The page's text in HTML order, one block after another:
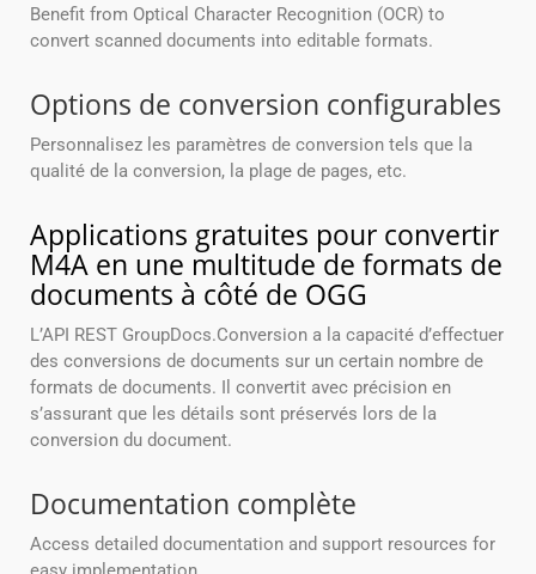
Benefit from Optical Character Recognition (OCR) to
convert scanned documents into editable formats.
Options de conversion configurables
Personnalisez les paramètres de conversion tels que la
qualité de la conversion, la plage de pages, etc.
Applications gratuites pour convertir
M4A en une multitude de formats de
documents à côté de OGG
L’API REST GroupDocs.Conversion a la capacité d’effectuer
des conversions de documents sur un certain nombre de
formats de documents. Il convertit avec précision en
s’assurant que les détails sont préservés lors de la
conversion du document.
Documentation complète
Access detailed documentation and support resources for